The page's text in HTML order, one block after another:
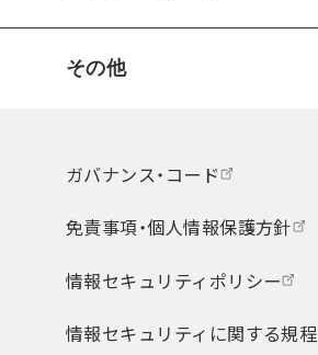
その他
ガバナンス・コード
免責事項・個人情報保護方針
情報セキュリティポリシー
情報セキュリティに関する規程